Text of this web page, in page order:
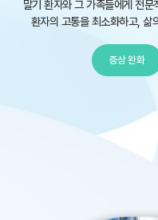
말기 환자와 그 가족들에게 전
환자의 고통을 최소화하고, 삶
증상 완화